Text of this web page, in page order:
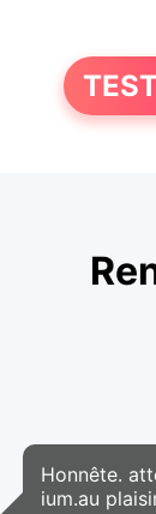
Honnête.
ium.au